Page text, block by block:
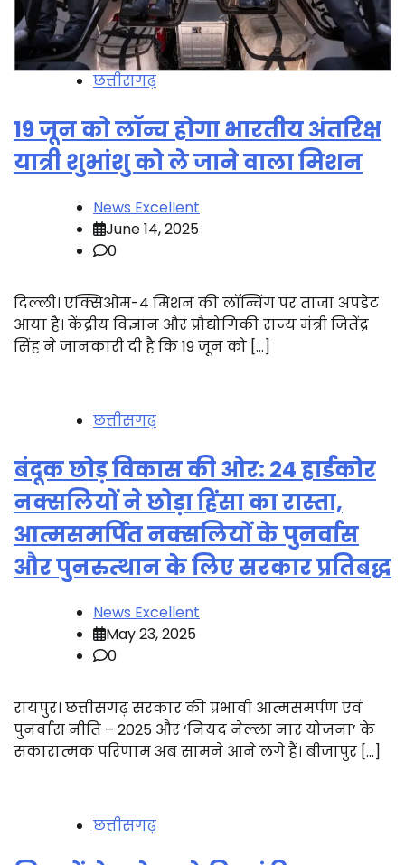
छत्तीसगढ़
19 जून को लॉन्च होगा भारतीय अंतरिक्ष
यात्री शुभांशु को ले जाने वाला मिशन
News Excellent
June 14, 2025
0
दिल्ली। एक्सिओम-4 मिशन की लॉन्चिंग पर ताजा अपडेट
आया है। केंद्रीय विज्ञान और प्रौद्योगिकी राज्य मंत्री जितेंद्र
सिंह ने जानकारी दी है कि 19 जून को […]
छत्तीसगढ़
बंदूक छोड़ विकास की ओर: 24 हार्डकोर
नक्सलियों ने छोड़ा हिंसा का रास्ता,
आत्मसमर्पित नक्सलियों के पुनर्वास
और पुनरुत्थान के लिए सरकार प्रतिबद्ध
News Excellent
May 23, 2025
0
रायपुर। छत्तीसगढ़ सरकार की प्रभावी आत्मसमर्पण एवं
पुनर्वास नीति – 2025 और ‘नियद नेल्ला नार योजना’ के
सकारात्मक परिणाम अब सामने आने लगे हैं। बीजापुर […]
छत्तीसगढ़